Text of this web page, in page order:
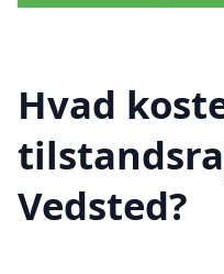
Hvad
Vedsted?